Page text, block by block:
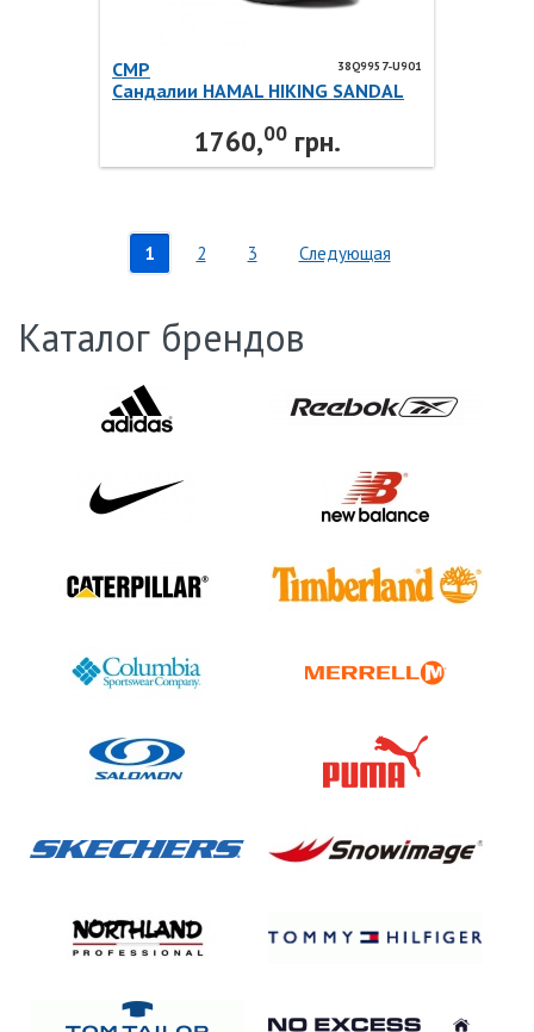
38Q9957-U901
CMP
Сандалии HAMAL HIKING SANDAL
1760,00грн.
1 2 3 Следующая
Каталог брендов